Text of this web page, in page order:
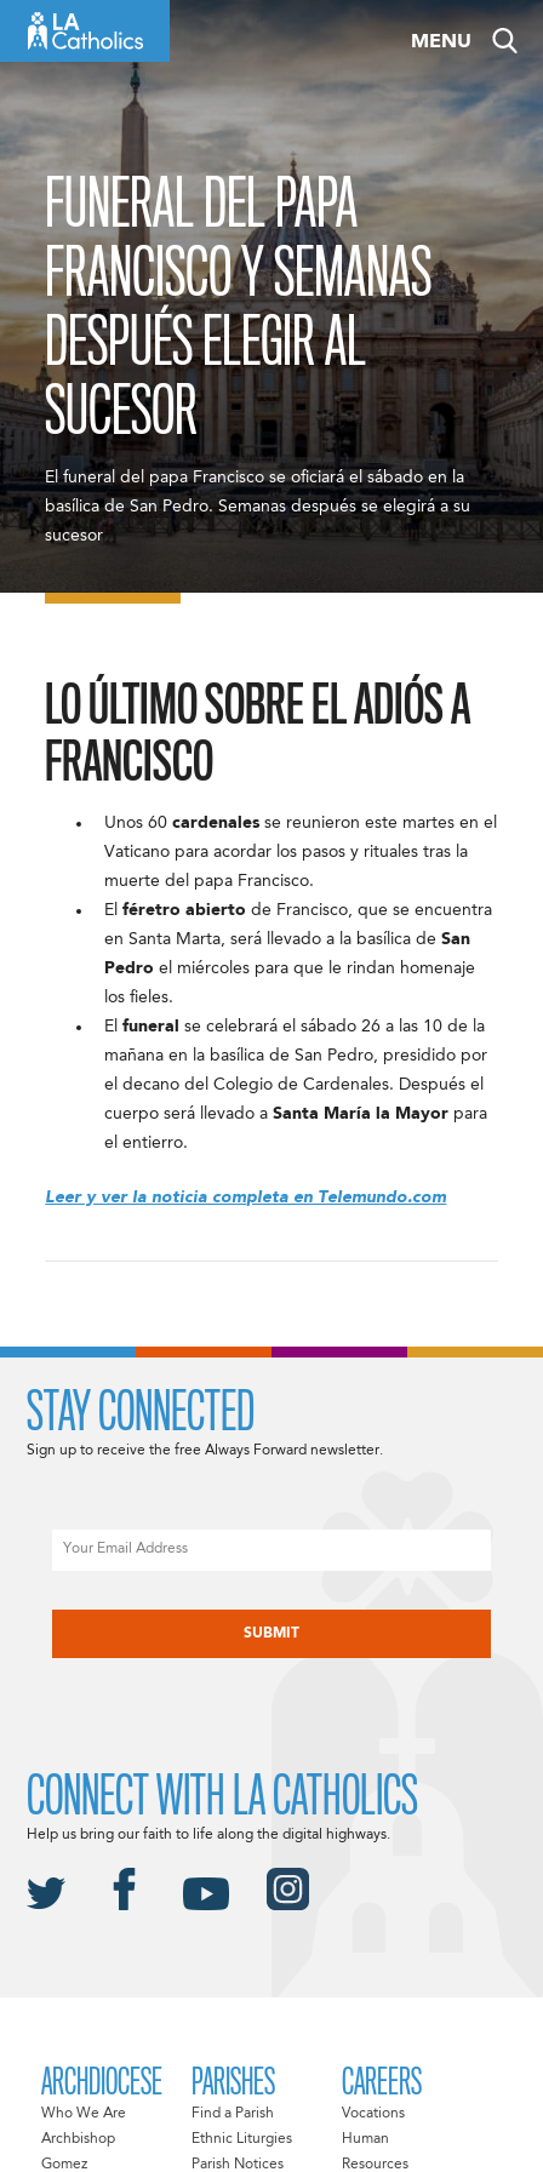
MENU
FUNERAL DEL PAPA
FRANCISCO Y SEMANAS
DESPUÉS ELEGIR AL
SUCESOR
El funeral del papa Francisco se oficiará el sábado en la
basílica de San Pedro. Semanas después se elegirá a su
sucesor
LO ÚLTIMO SOBRE EL ADIÓS A
FRANCISCO
Unos 60cardenales se reunieron este martes en el
Vaticano para acordar los pasos y rituales tras la
muerte del papa Francisco.
Elféretro abierto de Francisco, que se encuentra
en Santa Marta, será llevado a la basílica deSan
Pedroel miércoles para que le rindan homenaje
los fieles.
Elfuneral
se celebrará el sábado 26 a las 10 de la
mañana en la basílica de San Pedro, presidido por
el decano del Colegio de Cardenales. Después el
cuerpo será llevado aSanta María la Mayor para
el entierro.
Leer y ver la noticia completa en Telemundo.com
ARCHDIOCESE
Who We Are
Archbishop
Gomez
PARISHES
Find a Parish
Ethnic Liturgies
Parish Notices
CAREERS
Vocations
Human
Resources
STAY CONNECTED
Sign up to receive the free Always Forward newsletter.
CONNECT WITH LA CATHOLICS
Help us bring our faith to life along the digital highways.